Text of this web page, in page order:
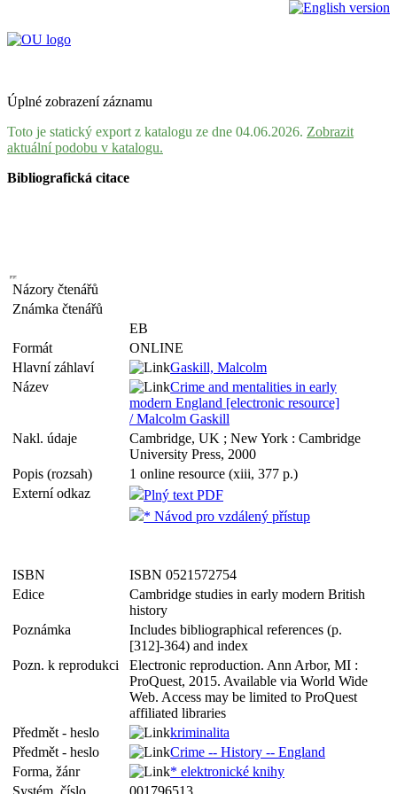
Úplné zobrazení záznamu
Toto je statický export z katalogu ze dne 04.06.2026. Zobrazit
aktuální podobu v katalogu.
Bibliografická citace
Názory čtenářů
Známka čtenářů
EB
Formát
ONLINE
Hlavní záhlaví
Gaskill, Malcolm
Název
Crime and mentalities in early
modern England [electronic resource]
/ Malcolm Gaskill
Nakl. údaje
Cambridge, UK ; New York : Cambridge
University Press, 2000
Popis (rozsah)
1 online resource (xiii, 377 p.)
Externí odkaz
Plný text PDF
* Návod pro vzdálený přístup
ISBN
ISBN 0521572754
Edice
Cambridge studies in early modern British
history
Poznámka
Includes bibliographical references (p.
[312]-364) and index
Pozn. k reprodukci
Electronic reproduction. Ann Arbor, MI :
ProQuest, 2015. Available via World Wide
Web. Access may be limited to ProQuest
affiliated libraries
Předmět - heslo
kriminalita
Předmět - heslo
Crime -- History -- England
Forma, žánr
* elektronické knihy
Systém. číslo
001796513